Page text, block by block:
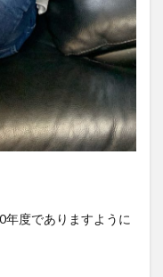
度でありますように